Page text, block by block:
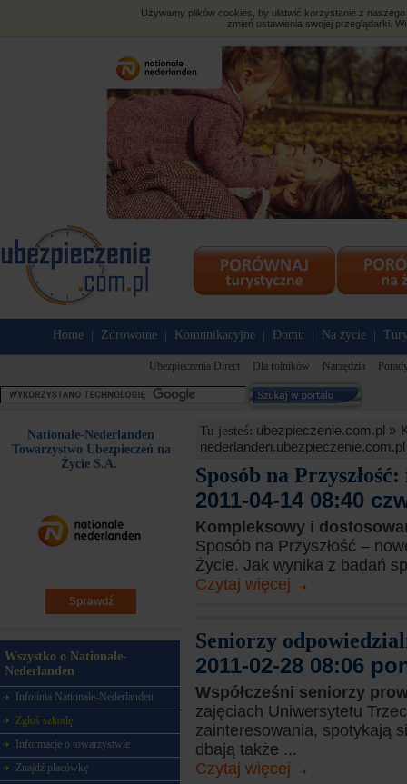
Używamy plików cookies, by ułatwić korzystanie z
zmień ustawienia swojej przeglądarki.
Home Zdrowotne Komunikacyjne Domu Na życie
Ubezpieczenia Direct Dla rolników Narzędzia
Nationale-Nederlanden
Towarzystwo Ubezpieczeń na
Życie S.A.
Sprawdź
Wszystko o Nationale-
Nederlanden
Infolinia Nationale-Nederlanden
Zgłoś szkodę
Informacje o towarzystwie
Znajdź placówkę
Tu jesteś: ubezpieczenie.com.pl »
Sposób na
2011-04-14 08:40
Kompleksowy i
Sposób na Przyszłość –
Życie. Jak wynika z badań
Czytaj więcej
Seniorzy
2011-02-28 08:06
Współcześni seniorzy
zajęciach Uniwersytetu
zainteresowania, spotykają
dbają także ...
Czytaj więcej